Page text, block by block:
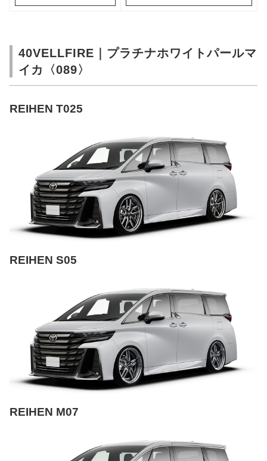
40VELLFIRE｜プラチナホワイトパールマ
イカ〈089〉
REIHEN T025
REIHEN S05
REIHEN M07